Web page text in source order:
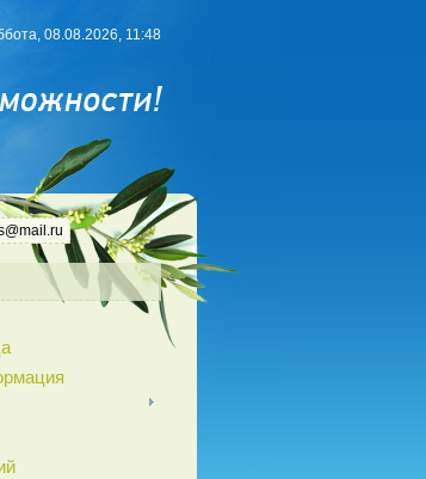
08.08.2026, 11:48